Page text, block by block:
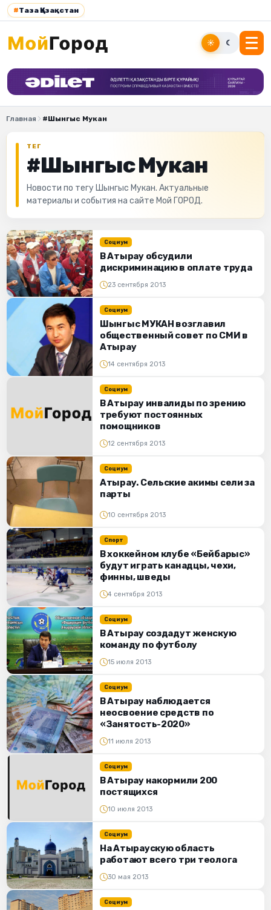
#Таза Қазақстан
☀ ☾
Главная #Шынгыс Мукан
ТЕГ
#Шынгыс Мукан
Новости по тегу Шынгыс Мукан. Актуальные
материалы и события на сайте Мой ГОРОД.
Социум
В Атырау обсудили
дискриминацию в оплате труда
23 сентября 2013
Социум
Шынгыс МУКАН возглавил
общественный совет по СМИ в
Атырау
14 сентября 2013
Социум
В Атырау инвалиды по зрению
требуют постоянных
помощников
12 сентября 2013
Социум
Атырау. Сельские акимы сели за
парты
10 сентября 2013
Спорт
В хоккейном клубе «Бейбарыс»
будут играть канадцы, чехи,
финны, шведы
4 сентября 2013
Социум
В Атырау создадут женскую
команду по футболу
15 июля 2013
Социум
В Атырау наблюдается
неосвоение средств по
«Занятость-2020»
11 июля 2013
Социум
В Атырау накормили 200
постящихся
10 июля 2013
Социум
На Атыраускую область
работают всего три теолога
30 мая 2013
Социум